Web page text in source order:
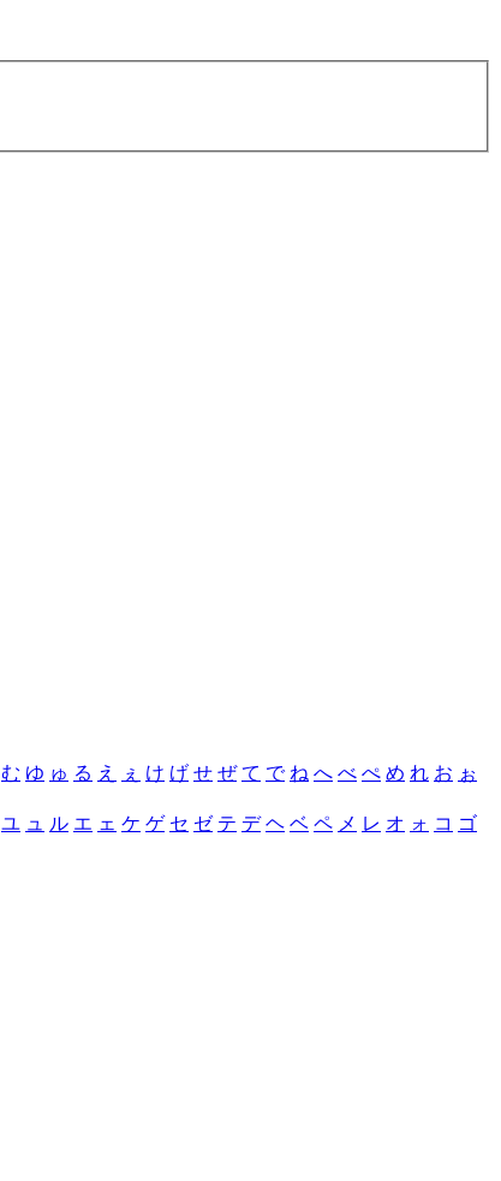
む ゆ ゅ る え ぇ け げ せ ぜ て で ね へ べ ぺ め れ お ぉ
ユ ュ ル エ ェ ケ ゲ セ ゼ テ デ ヘ ベ ペ メ レ オ ォ コ ゴ